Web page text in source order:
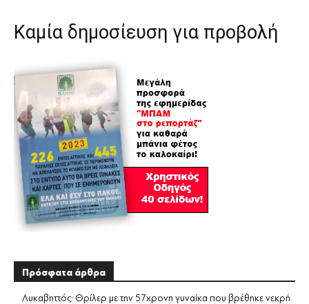
Καμία δημοσίευση για προβολή
Πρόσφατα άρθρα
Λυκαβηττός: Θρίλερ με την 57χρονη γυναίκα που βρέθηκε νεκρή